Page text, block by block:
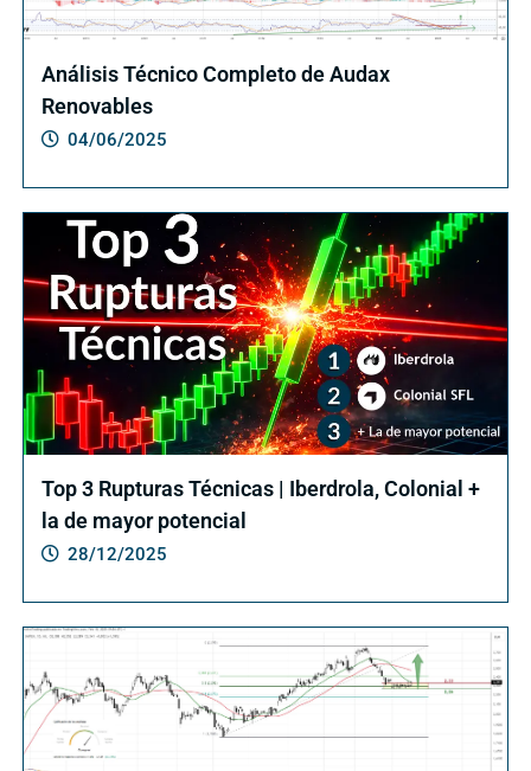
Análisis Técnico Completo de Audax
Renovables
04/06/2025
Top 3 Rupturas Técnicas | Iberdrola, Colonial +
la de mayor potencial
28/12/2025